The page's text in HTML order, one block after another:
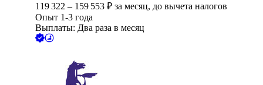
119 322 – 159 553 ₽ за месяц, до вычета налогов
Опыт 1-3 года
Выплаты: Два раза в месяц